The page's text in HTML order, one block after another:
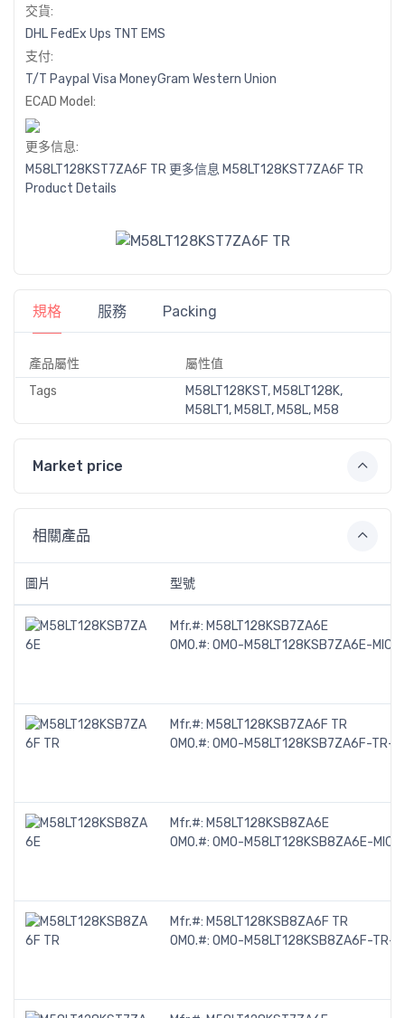
交貨:
DHL FedEx Ups TNT EMS
支付:
T/T Paypal Visa MoneyGram Western Union
ECAD Model:
更多信息:
M58LT128KST7ZA6F TR 更多信息 M58LT128KST7ZA6F TR
Product Details
規格 服務 Packing
產品屬性
屬性值
Tags
M58LT128KST, M58LT128K,
M58LT1, M58LT, M58L, M58
Market price
相關產品
圖片 型號
Mfr.#: M58LT128KSB7ZA6E
OMO.#: OMO-M58LT128KSB7ZA6E-
Mfr.#: M58LT128KSB7ZA6F TR
OMO.#: OMO-M58LT128KSB7ZA6F-TR-
Mfr.#: M58LT128KSB8ZA6E
OMO.#: OMO-M58LT128KSB8ZA6E-
Mfr.#: M58LT128KSB8ZA6F TR
OMO.#: OMO-M58LT128KSB8ZA6F-TR-